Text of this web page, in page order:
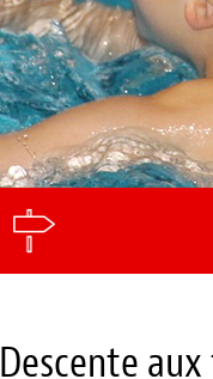
Descente